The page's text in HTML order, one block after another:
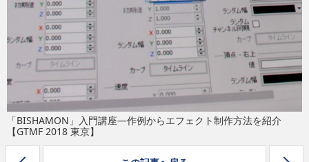
「BISHAMON」入門講座―作例からエフェクト制作方法を紹介
【GTMF 2018 東京】